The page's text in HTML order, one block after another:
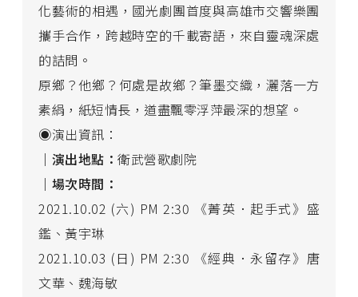
化藝術的相遇，國光劇團首度與高雄市交響樂團
攜手合作，跨越時空的千載寄語，來自靈魂深處
的詰問。
原鄉？他鄉？何處是故鄉？筆墨交織，灑落一方
素絹，紙短情長，道盡飄零浮萍最深的想望。
◉演出資訊：
｜演出地點： 衛武營歌劇院
｜場次時間：
2021.10.02 (六) PM 2:30 《菁英．起手式》盛
鑑、黃宇琳
2021.10.03 (日) PM 2:30 《經典．永留存》唐
文華、魏海敏